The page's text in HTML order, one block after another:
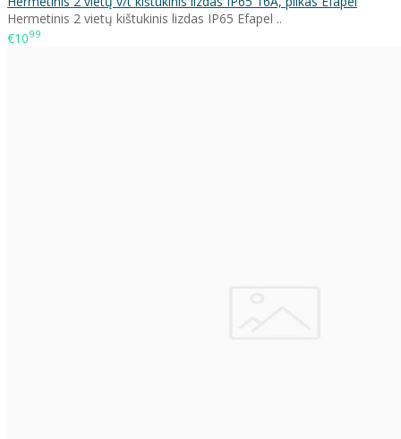
Hermetinis 2 vietų kištukinis lizdas IP65 Efapel ..
€1099